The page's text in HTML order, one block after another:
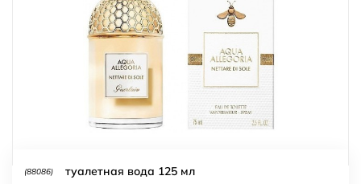
(88086) туалетная вода 125 мл